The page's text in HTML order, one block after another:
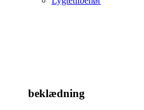
beklædning